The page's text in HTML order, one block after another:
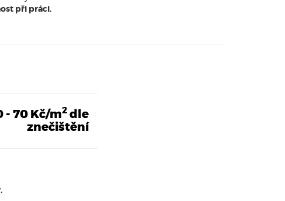
při práci.
- 70 Kč/m2 dle
znečištění